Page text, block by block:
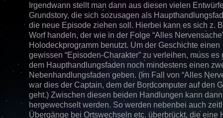
Irgendwann stellt man dann aus diesen vielen
Grundstory, die sich sozusagen als
die neue Episode ziehen soll. Hierbei kann es sich z.
Worf handeln, der wie in der Folge “Alles
Holodeckprogramm benutzt. Um der Geschichte einen
gewissen “Episoden-Charakter” zu verleihen, muss es
dem Haupthandlungsfaden noch mindestens einen
Nebenhandlungsfaden geben. (Im Fall von “Alles
war dies der Captain, dem der Bordcomputer auf den
geht.) Zwischen diesen beiden Handlungen kann
hergewechselt werden. So werden nebenbei auch
Übergänge bei Ortswechseln etc. überbrückt, die eine